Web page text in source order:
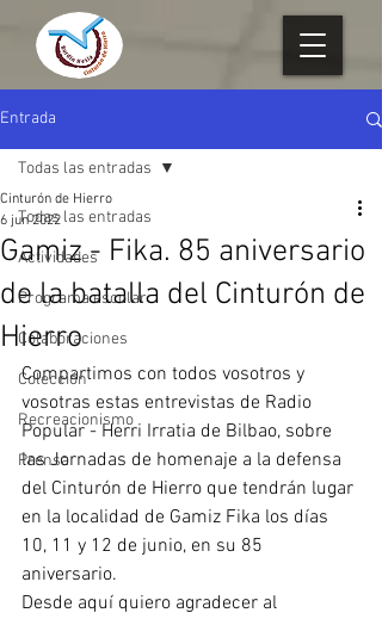
Entrada
Todas las entradas
Actividades
Programa escolar
Colaboraciones
Colección
Recreacionismo
Prensa
Todas las entradas
Gamiz - Fika. 85 aniversario
de la batalla del Cinturón de
Hierro
Cinturón de Hierro
6 jun 2022
Compartimos con todos vosotros y
vosotras estas entrevistas de Radio
Popular - Herri Irratia de Bilbao, sobre
las Jornadas de homenaje a la defensa
del Cinturón de Hierro que tendrán lugar
en la localidad de Gamiz Fika los días
10, 11 y 12 de junio, en su 85
aniversario.
Desde aquí quiero agradecer al